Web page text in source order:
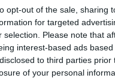
opt-out of the sale, sharing
for targeted
selection. Please note that
interest-based ads
to third parties
of your personal
pusfinalyje
susitiko su
34 taškų skirtumu -